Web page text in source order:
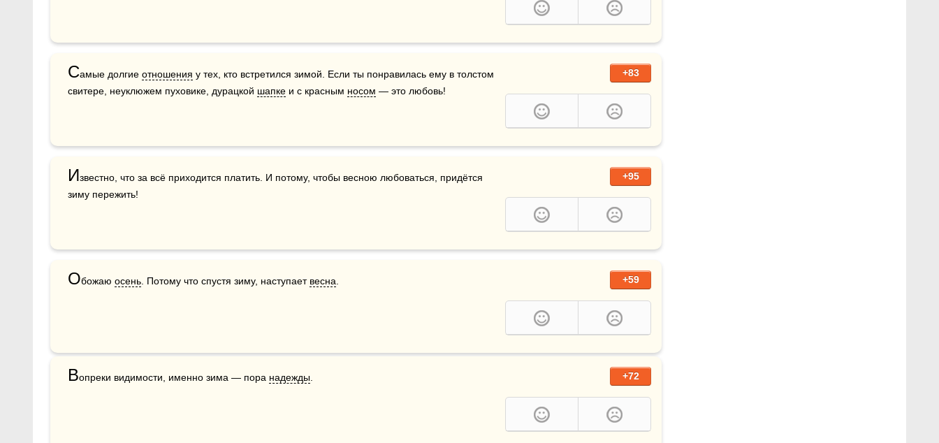
+83
Самые долгие отношения у тех, кто встретился зимой. Если ты понравилась ему в толстом
свитере, неуклюжем пуховике, дурацкой шапке и с красным носом — это любовь!
+95
Известно, что за всё приходится платить. И потому, чтобы весною любоваться, придётся
зиму пережить!
+59
Обожаю осень . Потому что спустя зиму, наступает весна
+72
Вопреки видимости, именно зима — пора надежды